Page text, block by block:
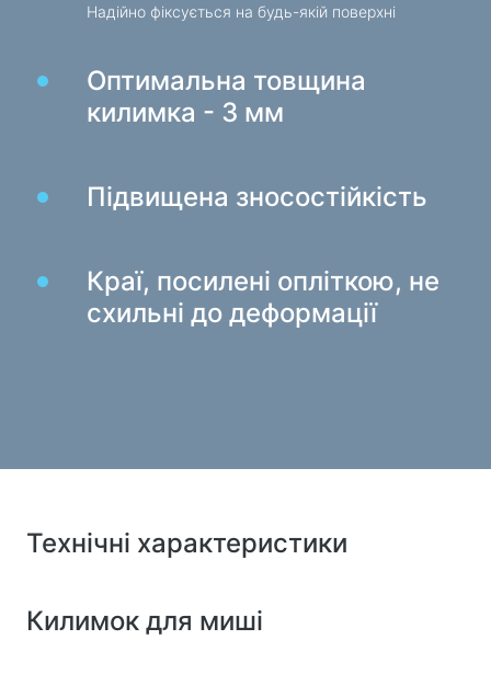
Кабелі та адаптери
Мережеві кабелі
Перехідники та адаптери
Веб-камери
Спортивні сумки
Надійно фіксується на будь-якій поверхні
Оптимальна товщина
килимка - 3 мм
Підвищена зносостійкість
Краї, посилені опліткою, не
схильні до деформації
Технічні характеристики
Килимок для миші